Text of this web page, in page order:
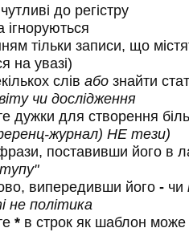
до регістру
ігноруються
тільки записи, що
на увазі)
слів або знайти
чи дослідження
дужки для створення
журнал) НЕ тези)
поставивши його в
випередивши його - чи
не політика
* в строк як шаблон може